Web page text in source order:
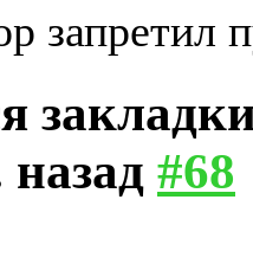
запретил
назад #68